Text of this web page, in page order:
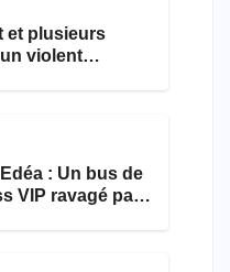
et plusieurs
violent
: Un bus de
VIP ravagé par